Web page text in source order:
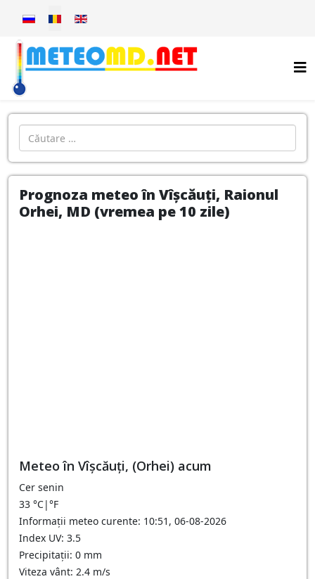
Selectați limba dvs
Introdu localitatea:
Prognoza meteo în Vîșcăuți, Raionul
Orhei, MD (vremea pe 10 zile)
Meteo în Vîşcăuţi, (Orhei) acum
Cer senin
33 °C|°F
Informații meteo curente: 10:51, 06-08-2026
Index UV: 3.5
Precipitații: 0 mm
Viteza vânt: 2.4 m/s